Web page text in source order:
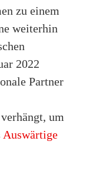
zu einem
weiterhin
2022
Partner
um
Auswärtige